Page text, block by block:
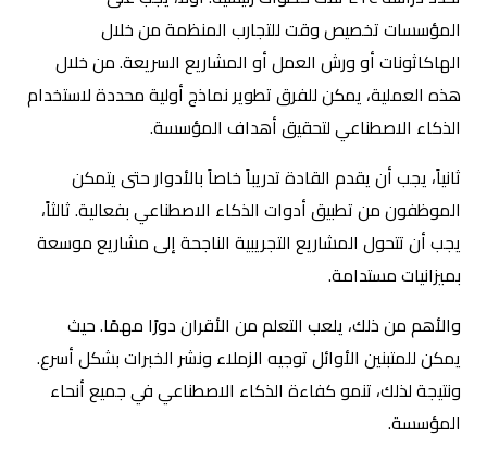
المؤسسات تخصيص وقت للتجارب المنظمة من خلال
الهاكاثونات أو ورش العمل أو المشاريع السريعة. من خلال
هذه العملية، يمكن للفرق تطوير نماذج أولية محددة لاستخدام
الذكاء الاصطناعي لتحقيق أهداف المؤسسة.
ثانياً، يجب أن يقدم القادة تدريباً خاصاً بالأدوار حتى يتمكن
الموظفون من تطبيق أدوات الذكاء الاصطناعي بفعالية. ثالثاً،
يجب أن تتحول المشاريع التجريبية الناجحة إلى مشاريع موسعة
بميزانيات مستدامة.
والأهم من ذلك، يلعب التعلم من الأقران دورًا مهمًا. حيث
يمكن للمتبنين الأوائل توجيه الزملاء ونشر الخبرات بشكل أسرع.
ونتيجة لذلك، تنمو كفاءة الذكاء الاصطناعي في جميع أنحاء
المؤسسة.